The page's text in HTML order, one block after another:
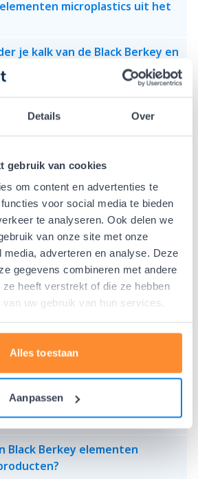
Details Over
gebruik van cookies
om content en advertenties te
voor social media te bieden
te analyseren. Ook delen we
van onze site met onze
adverteren en analyse. Deze
gegevens combineren met andere
ze heeft verstrekt of die ze hebben
uw gebruik van hun services.
Alles toestaan
Aanpassen
microplastics uit het
je kalk van de Black Berkey en
waterfilterelementen?
van gemaakt?
Black Berkey
zilver?
Black Berkey
virussen en
het Black Berkey element
vervangen moeten
Black Berkey elementen